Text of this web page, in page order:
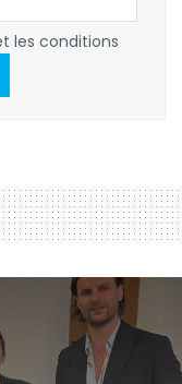
les conditions